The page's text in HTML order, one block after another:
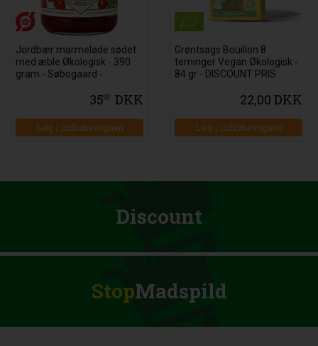
Jordbær marmelade sødet
med æble Økologisk - 390
gram - Søbogaard -
3500 DKK
Læg i indkøbsvognen
Grøntsags Bouillon 8
terninger Vegan Økologisk -
84 gr - DISCOUNT PRIS
22,00 DKK
Læg i indkøbsvognen
Discount
StopMadspild